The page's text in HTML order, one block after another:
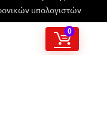
0
υπολογιστών